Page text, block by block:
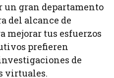
un gran departamento
del alcance de
mejorar tus esfuerzos
prefieren
de
virtuales.